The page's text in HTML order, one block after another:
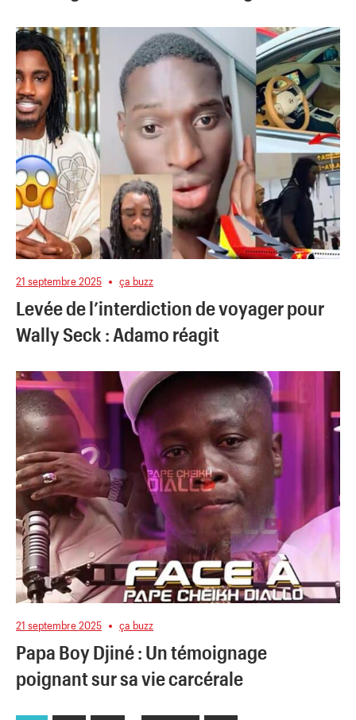
21 septembre 2025 ça buzz
Levée de l’interdiction de voyager pour
Wally Seck : Adamo réagit
21 septembre 2025 ça buzz
Papa Boy Djiné : Un témoignage
poignant sur sa vie carcérale